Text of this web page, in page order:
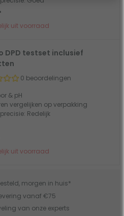
uit voorraad
DPD testset inclusief
0 beoordelingen
& pH
vergelijken op verpakking
Redelijk
uit voorraad
morgen in huis*
vanaf €75
van onze experts